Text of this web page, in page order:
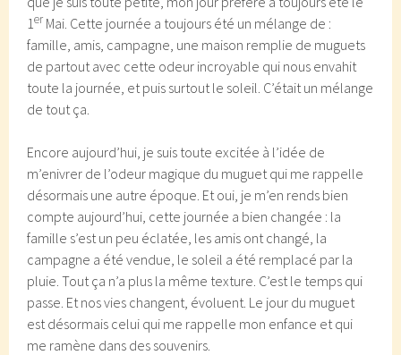
1er Mai. Cette journée a toujours été un mélange de :
famille, amis, campagne, une maison remplie de muguets
de partout avec cette odeur incroyable qui nous envahit
toute la journée, et puis surtout le soleil. C’était un mélange
de tout ça.
Encore aujourd’hui, je suis toute excitée à l’idée de
m’enivrer de l’odeur magique du muguet qui me rappelle
désormais une autre époque. Et oui, je m’en rends bien
compte aujourd’hui, cette journée a bien changée : la
famille s’est un peu éclatée, les amis ont changé, la
campagne a été vendue, le soleil a été remplacé par la
pluie. Tout ça n’a plus la même texture. C’est le temps qui
passe. Et nos vies changent, évoluent. Le jour du muguet
est désormais celui qui me rappelle mon enfance et qui
me ramène dans des souvenirs.